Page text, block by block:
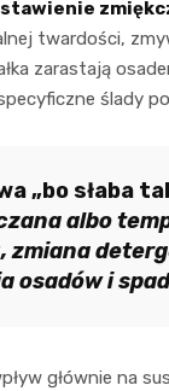
twardości,
zarastają
ślady
„bo słaba
albo
zmiana
osadów i
głównie na